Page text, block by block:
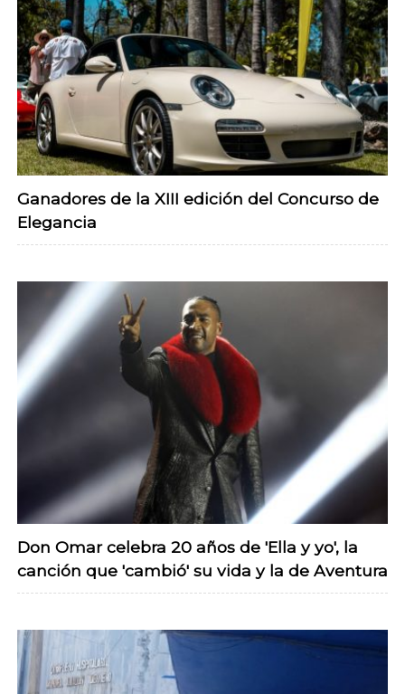
Ganadores de la XIII edición del Concurso de
Elegancia
Don Omar celebra 20 años de 'Ella y yo', la
canción que 'cambió' su vida y la de Aventura